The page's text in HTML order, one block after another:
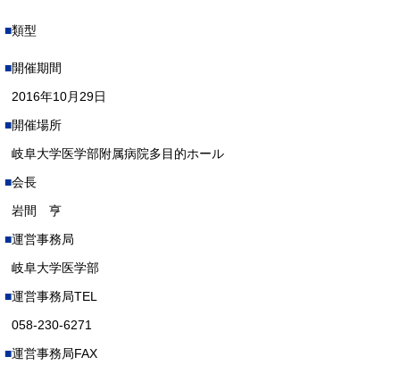
類型
開催期間
2016年10月29日
開催場所
岐阜大学医学部附属病院多目的ホール
会長
岩間 亨
運営事務局
岐阜大学医学部
運営事務局TEL
058-230-6271
運営事務局FAX